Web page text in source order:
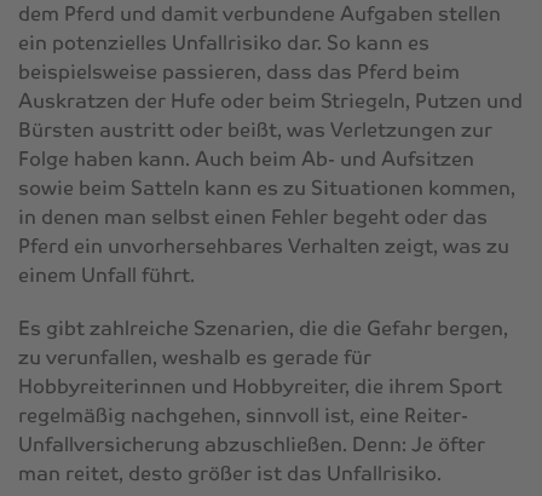
dem Pferd und damit verbundene Aufgaben stellen
ein potenzielles Unfallrisiko dar. So kann es
beispielsweise passieren, dass das Pferd beim
Auskratzen der Hufe oder beim Striegeln, Putzen und
Bürsten austritt oder beißt, was Verletzungen zur
Folge haben kann. Auch beim Ab- und Aufsitzen
sowie beim Satteln kann es zu Situationen kommen,
in denen man selbst einen Fehler begeht oder das
Pferd ein unvorhersehbares Verhalten zeigt, was zu
einem Unfall führt.
Es gibt zahlreiche Szenarien, die die Gefahr bergen,
zu verunfallen, weshalb es gerade für
Hobbyreiterinnen und Hobbyreiter, die ihrem Sport
regelmäßig nachgehen, sinnvoll ist, eine Reiter-
Unfallversicherung abzuschließen. Denn: Je öfter
man reitet, desto größer ist das Unfallrisiko.